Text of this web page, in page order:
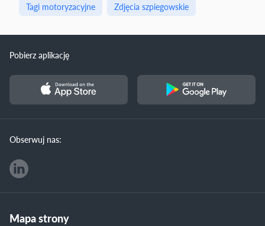
Tagi motoryzacyjne
Zdjęcia szpiegowskie
Pobierz aplikację
Obserwuj nas:
Mapa strony